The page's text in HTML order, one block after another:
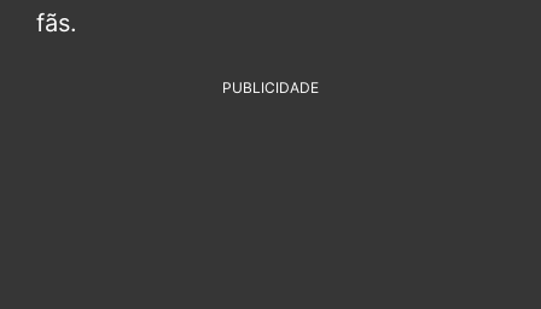
fãs.
PUBLICIDADE